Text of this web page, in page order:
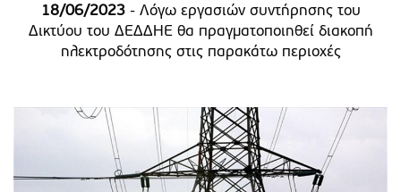
18/06/2023- Λόγω εργασιών συντήρησης του
Δικτύου του ΔΕΔΔΗΕ θα πραγματοποιηθεί διακοπή
ηλεκτροδότησης στις παρακάτω περιοχές